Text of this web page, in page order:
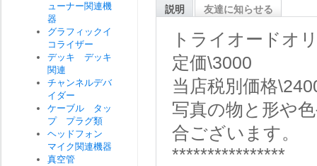
説明 友達に知らせる
トライオードオ
定価\3000
当店税別価格
写真の物と形や
合ございます。
****************
ューナー関連機
器
グラフィックイ
コライザー
デッキ デッキ
関連
チャンネルデバ
イダー
ケーブル タッ
プ プラグ類
ヘッドフォン
マイク関連機器
真空管